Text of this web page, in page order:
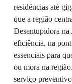
residências até
que a região
Desentupidora
eficiência, na
essenciais para
ou mora na
serviço